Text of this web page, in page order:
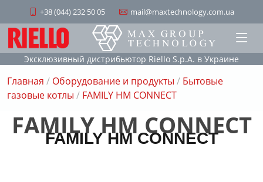
+38 (044) 232 50 05 mail@maxtechnology.com.ua
Эксклюзивный дистрибьютор Riello S.p.A. в Украине
Главная / Оборудование и продукты / Бытовые
газовые котлы / FAMILY HM CONNECT
FAMILY HM CONNECT
FAMILY HM CONNECT